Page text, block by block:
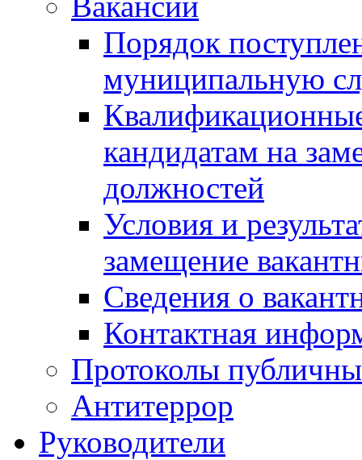
Порядок
муниципальную
кандидатам на
должностей
Условия и
замещение
Сведения о
Контактная
Протоколы
Антитеррор
Руководители